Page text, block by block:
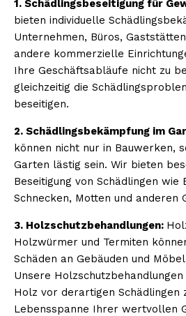
1. Schädlingsbeseitigung für
bieten individuelle
Unternehmen, Büros,
andere kommerzielle
Ihre Geschäftsabläufe nicht zu
gleichzeitig die
beseitigen.
2. Schädlingsbekämpfung im
können nicht nur in Bauwerken,
Garten lästig sein. Wir bieten
Beseitigung von Schädlingen wie
Schnecken, Motten und anderen
3. Holzschutzbehandlungen:
Holzwürmer und Termiten
Schäden an Gebäuden und
Unsere
Holz vor derartigen Schädlingen
Lebensspanne Ihrer wertvollen